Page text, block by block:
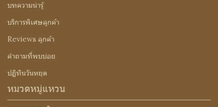
บทความน่ารู้
บริการพิเศษลูกค้า
Reviews ลูกค้า
คำถามที่พบบ่อย
ปฏิทินวันหยุด
หมวดหมู่แหวน